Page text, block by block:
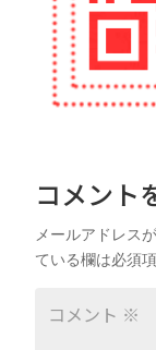
コメント
メールアドレス
ている欄は必須